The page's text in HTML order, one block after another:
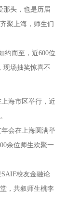
那头，也是历届
聚上海，师生们
约而至，近600位
现场抽奖惊喜不
上海市区举行，近
年会在上海圆满举
余位师生欢聚一
SAIF校友金融论
，共叙师生桃李